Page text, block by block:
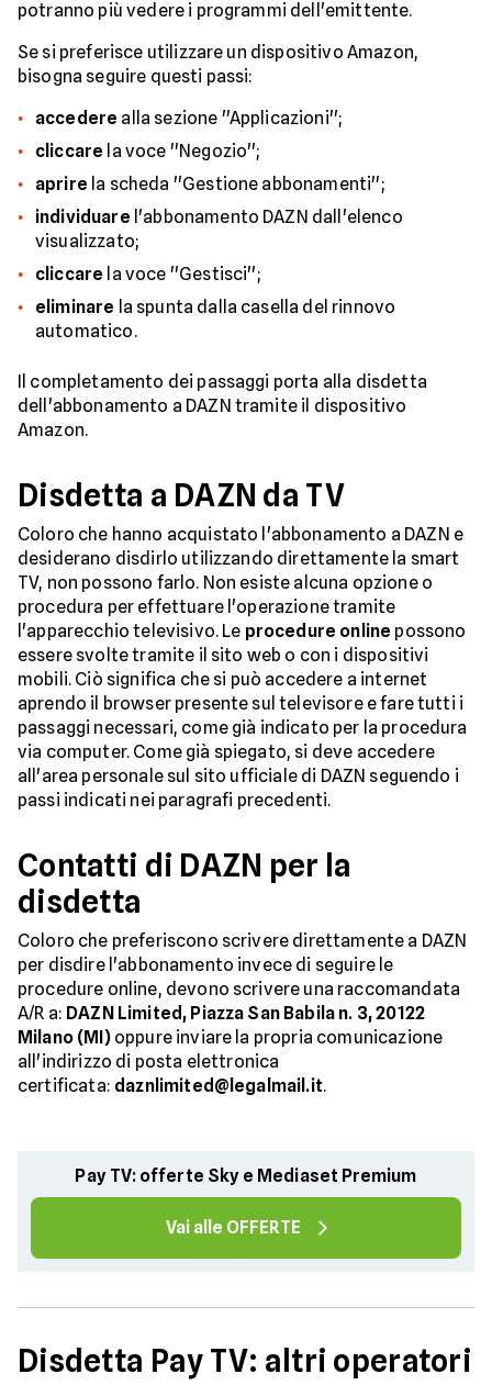
potranno più vedere i programmi dell'emittente.
Se si preferisce utilizzare un dispositivo Amazon,
bisogna seguire questi passi:
accedere alla sezione ''Applicazioni'';
cliccare la voce ''Negozio'';
aprire la scheda ''Gestione abbonamenti'';
individuare l'abbonamento DAZN dall'elenco
visualizzato;
cliccare la voce ''Gestisci'';
eliminare la spunta dalla casella del rinnovo
automatico.
Il completamento dei passaggi porta alla disdetta
dell'abbonamento a DAZN tramite il dispositivo
Amazon.
Disdetta a DAZN da TV
Coloro che hanno acquistato l'abbonamento a DAZN e
desiderano disdirlo utilizzando direttamente la smart
TV, non possono farlo. Non esiste alcuna opzione o
procedura per effettuare l'operazione tramite
l'apparecchio televisivo. Le procedure online possono
essere svolte tramite il sito web o con i dispositivi
mobili. Ciò significa che si può accedere a internet
aprendo il browser presente sul televisore e fare tutti i
passaggi necessari, come già indicato per la procedura
via computer. Come già spiegato, si deve accedere
all'area personale sul sito ufficiale di DAZN seguendo i
passi indicati nei paragrafi precedenti.
Contatti di DAZN per la
disdetta
Coloro che preferiscono scrivere direttamente a DAZN
per disdire l'abbonamento invece di seguire le
procedure online, devono scrivere una raccomandata
A/R a: DAZN Limited, Piazza San Babila n. 3, 20122
Milano (MI)oppure inviare la propria comunicazione
all'indirizzo di posta elettronica
certificata: daznlimited@legalmail.it.
Pay TV: offerte Sky e Mediaset Premium
Vai alle OFFERTE
Disdetta Pay TV: altri operatori